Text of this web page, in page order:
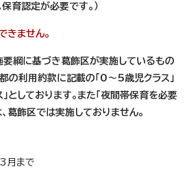
育認定が必要です。）
ません。
綱に基づき葛飾区が実施しているもの
の利用約款に記載の「0～5歳児クラス」
としております。また「夜間帯保育を必要
葛飾区では実施しておりません。
月まで